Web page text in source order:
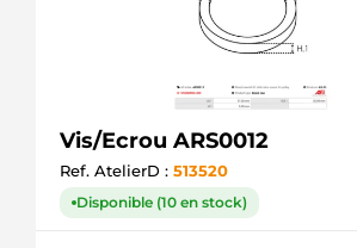
Vis/Ecrou ARS0012
Ref. AtelierD : 513520
Disponible (10 en stock)